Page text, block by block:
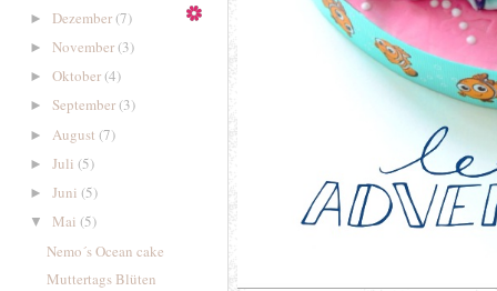
► Dezember(7)
► November(3)
► Oktober(4)
► September(3)
► August (7)
► Juli (5)
► Juni (5)
▼ Mai (5)
Nemo´s Ocean cake
Muttertags Blüten